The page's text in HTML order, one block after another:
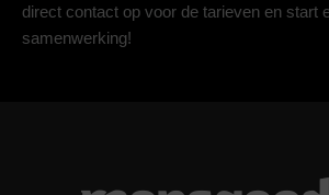
direct contact op voor de tarieven en start
samenwerking!